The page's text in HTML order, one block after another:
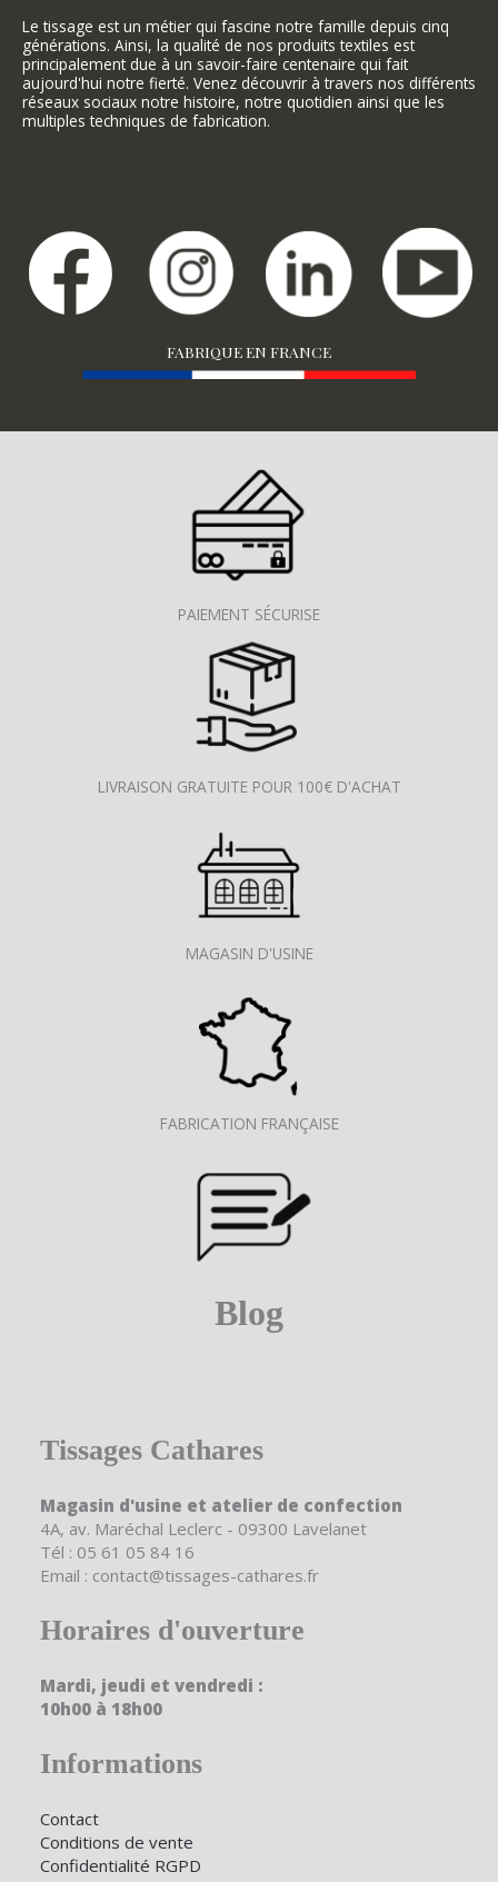
Le tissage est un métier qui fascine notre famille depuis cinq
générations. Ainsi, la qualité de nos produits textiles est
principalement due à un savoir-faire centenaire qui fait
aujourd'hui notre fierté. Venez découvrir à travers nos différents
réseaux sociaux notre histoire, notre quotidien ainsi que les
multiples techniques de fabrication.
FABRIQUE EN FRANCE
PAIEMENT SÉCURISE
LIVRAISON GRATUITE POUR 100€ D'ACHAT
MAGASIN D'USINE
FABRICATION FRANÇAISE
Blog
Tissages Cathares
Magasin d'usine et atelier de confection
4A, av. Maréchal Leclerc - 09300 Lavelanet
Tél : 05 61 05 84 16
Email : contact@tissages-cathares.fr
Horaires d'ouverture
Mardi, jeudi et vendredi :
10h00 à 18h00
Informations
Contact
Conditions de vente
Confidentialité RGPD